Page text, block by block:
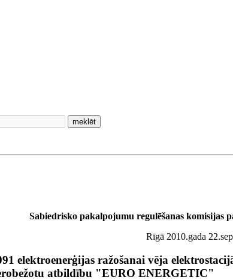
meklēt
Sabiedrisko pakalpojumu regulēšanas komisijas
Rīgā 2010.gada
elektroenerģijas ražošanai vēja
atbildību "EURO ENERGETIC"